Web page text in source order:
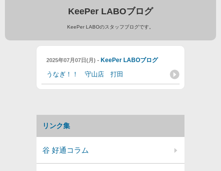
KeePer LABOブログ
KeePer LABOのスタッフブログです。
2025年07月07日(月) - KeePer LABOブログ
うなぎ！！ 守山店 打田
リンク集
谷 好通コラム